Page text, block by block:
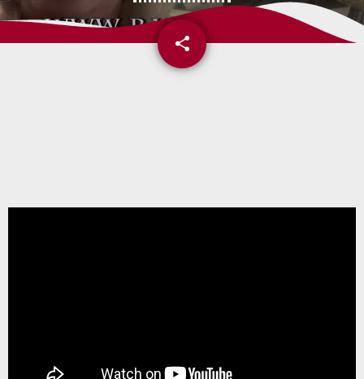
share
email